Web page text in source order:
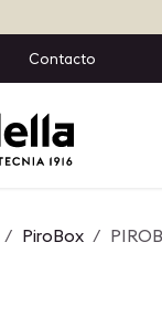
Contacto
PiroBox